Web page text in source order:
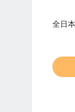
全日